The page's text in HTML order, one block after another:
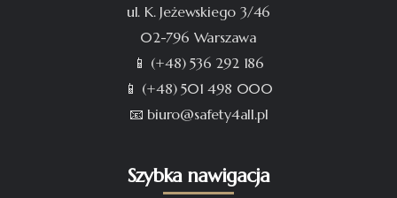
ul. K. Jeżewskiego 3/46
02-796 Warszawa
📱 (+48) 536 292 186
📱 (+48) 501 498 000
📧 biuro@safety4all.pl
Szybka nawigacja